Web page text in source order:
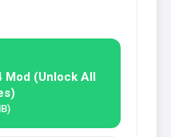
Mod (Unlock All